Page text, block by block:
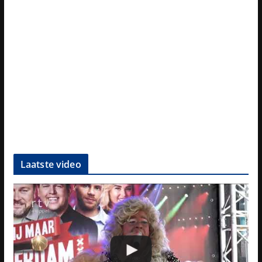
Laatste video